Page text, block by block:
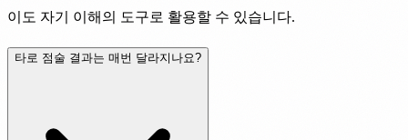
이도 자기 이해의 도구로 활용할 수 있습니다.
타로 점술 결과는 매번 달라지나요?